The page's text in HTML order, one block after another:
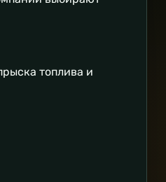
топлива и